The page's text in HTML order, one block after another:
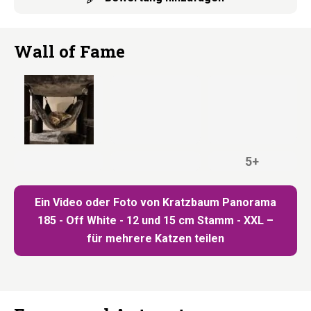
Wall of Fame
Ein Video oder Foto von Kratzbaum Panorama
185 - Off White - 12 und 15 cm Stamm - XXL –
für mehrere Katzen teilen
5+